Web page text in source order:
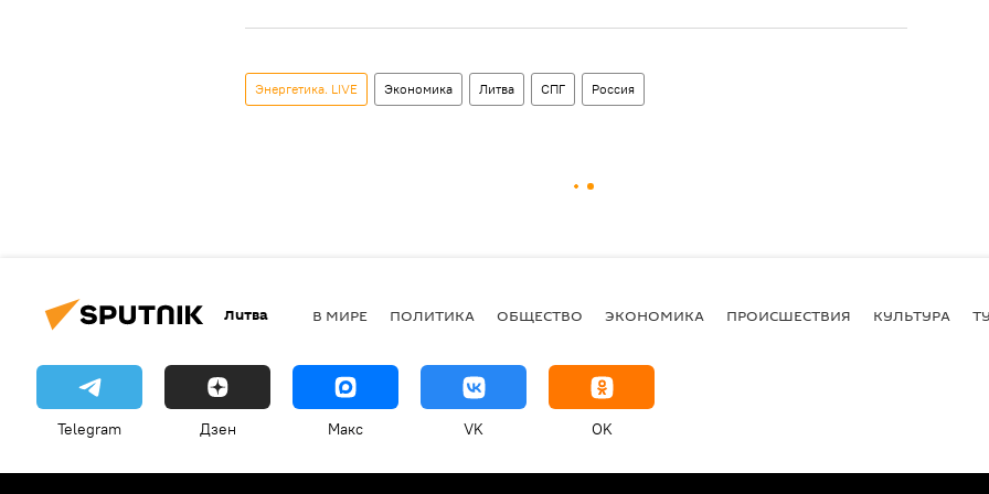
Энергетика. LIVE Экономика Литва СПГ Россия
Литва В МИРЕ ПОЛИТИКА ОБЩЕСТВО ЭКОНОМИКА ПРОИСШЕСТВИЯ КУЛЬТУРА
Telegram Дзен Макс VK OK